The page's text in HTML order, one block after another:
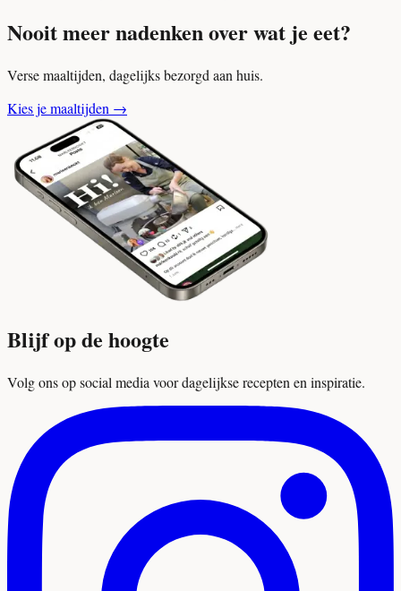
Nooit meer nadenken over wat je eet?
Verse maaltijden, dagelijks bezorgd aan huis.
Kies je maaltijden →
Blijf op de hoogte
Volg ons op social media voor dagelijkse recepten en inspiratie.